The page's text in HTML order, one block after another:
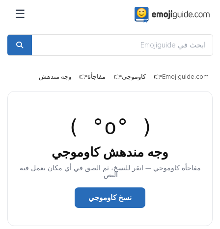
☰
Emojiguide.com كاوموجي مفاجأة وجه مندهش
( °o° )
وجه مندهش كاوموجي
مفاجأة كاوموجي — انقر للنسخ، ثم الصق في أي مكان يعمل فيه
النص.
نسخ كاوموجي